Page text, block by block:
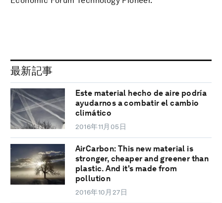
最新記事
Este material hecho de aire podría
ayudarnos a combatir el cambio
climático
2016年11月05日
AirCarbon: This new material is
stronger, cheaper and greener than
plastic. And it's made from
pollution
2016年10月27日